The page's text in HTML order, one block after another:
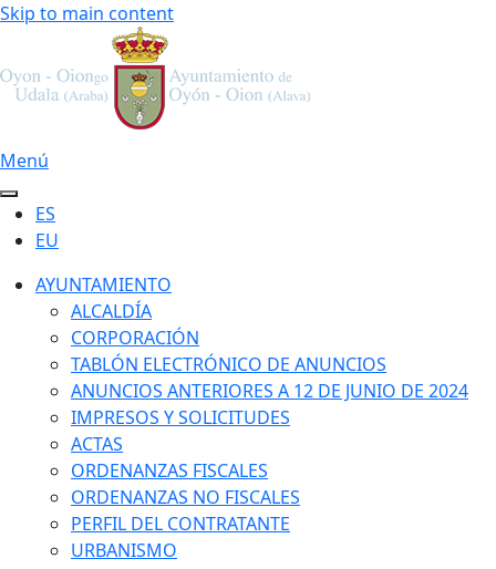
Skip to main content
Menú
ES
EU
AYUNTAMIENTO
ALCALDÍA
CORPORACIÓN
TABLÓN ELECTRÓNICO DE ANUNCIOS
ANUNCIOS ANTERIORES A 12 DE JUNIO DE 2024
IMPRESOS Y SOLICITUDES
ACTAS
ORDENANZAS FISCALES
ORDENANZAS NO FISCALES
PERFIL DEL CONTRATANTE
URBANISMO